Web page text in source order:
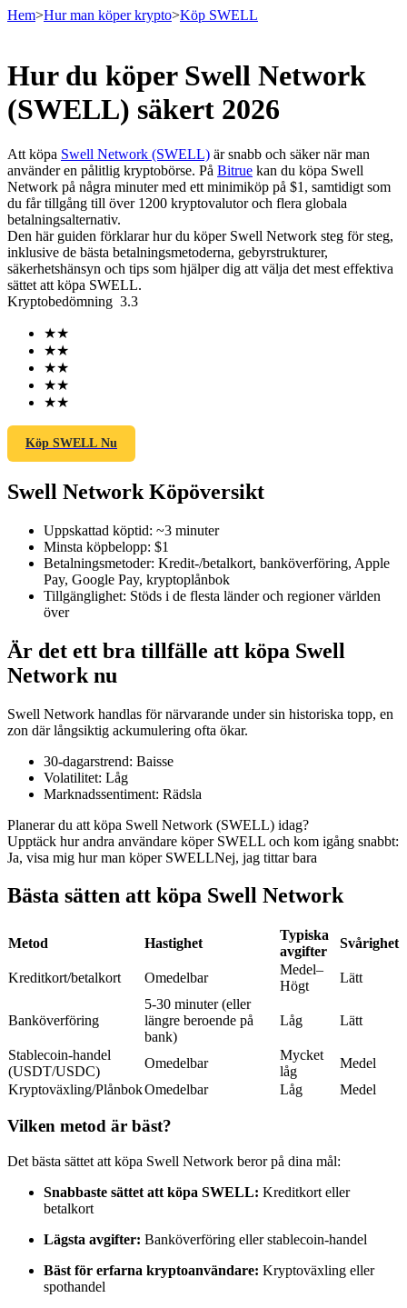
Terminer
USDT Futures
Futures med USDT som säkerhet
COIN-M Futures
TradFi
Derivat för aktier, valuta, ädelmetaller och råvaror
USDC Futures
Futures med USDC som säkerhet
Kopiera Trading
Gå med de bästa handlarna
Bli en Copy Trader
Njut av vinstdelning och kopieringshandelsprovisioner
Hem>Hur man köper krypto>Köp SWELL
Hur du köper Swell Network
(SWELL) säkert 2026
Att köpa Swell Network (SWELL) är snabb och säker när man
använder en pålitlig kryptobörse. På Bitrue kan du köpa Swell
Network på några minuter med ett minimiköp på $1, samtidigt som
du får tillgång till över 1200 kryptovalutor och flera globala
betalningsalternativ.
Den här guiden förklarar hur du köper Swell Network steg för steg,
inklusive de bästa betalningsmetoderna, gebyrstrukturer,
säkerhetshänsyn och tips som hjälper dig att välja det mest effektiva
sättet att köpa SWELL.
Kryptobedömning 3.3
★★
★★
★★
★★
★★
Köp SWELL Nu
Swell Network Köpöversikt
Uppskattad köptid: ~3 minuter
Minsta köpbelopp: $1
Betalningsmetoder: Kredit-/betalkort, banköverföring, Apple
Pay, Google Pay, kryptoplånbok
Tillgänglighet: Stöds i de flesta länder och regioner världen
över
Är det ett bra tillfälle att köpa Swell
Network nu
Swell Network handlas för närvarande under sin historiska topp, en
zon där långsiktig ackumulering ofta ökar.
30-dagarstrend: Baisse
Volatilitet: Låg
Marknadssentiment: Rädsla
Planerar du att köpa Swell Network (SWELL) idag?
Upptäck hur andra användare köper SWELL och kom igång snabbt:
Ja, visa mig hur man köper SWELLNej, jag tittar bara
Bästa sätten att köpa Swell Network
Metod Hastighet
Typiska
avgifter
Svårighet
Kreditkort/betalkort Omedelbar
Medel–
Högt
Lätt
Banköverföring
5-30 minuter (eller
längre beroende på
bank)
Låg Lätt
Stablecoin-handel
(USDT/USDC)
Omedelbar
Mycket
låg
Medel
Kryptoväxling/PlånbokOmedelbar Låg Medel
Vilken metod är bäst?
Det bästa sättet att köpa Swell Network beror på dina mål:
Snabbaste sättet att köpa SWELL: Kreditkort eller
betalkort
Lägsta avgifter: Banköverföring eller stablecoin-handel
Bäst för erfarna kryptoanvändare: Kryptoväxling eller
spothandel